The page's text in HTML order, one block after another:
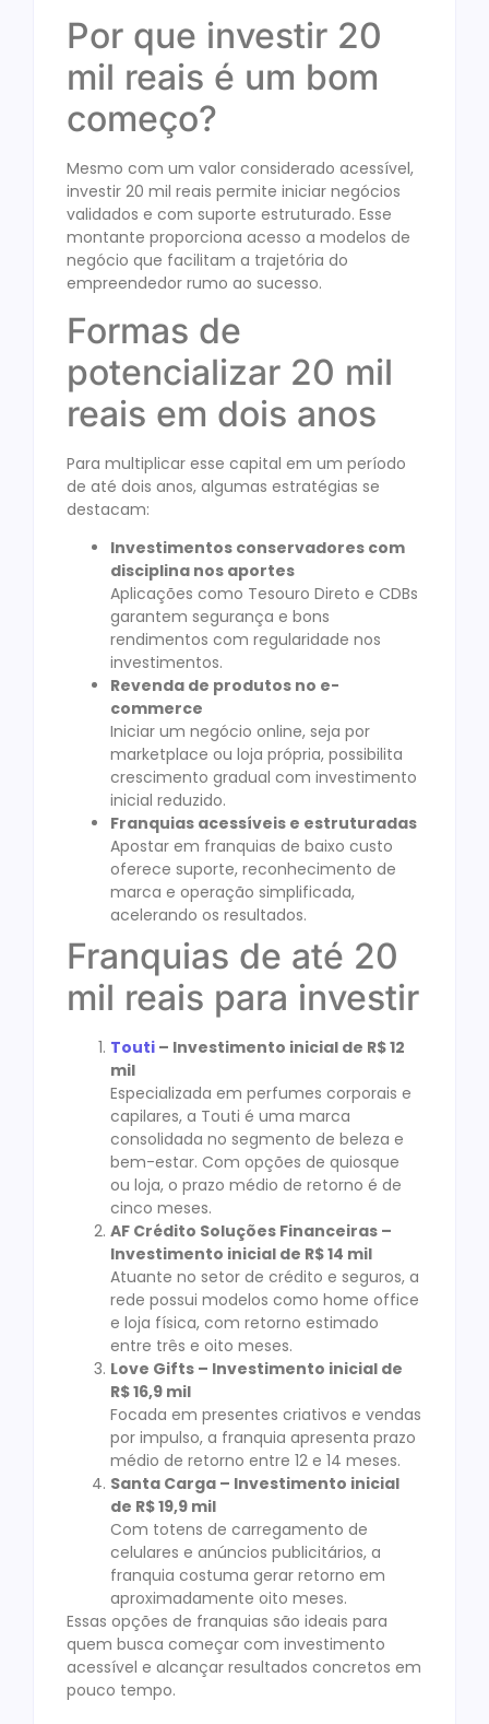
Por que investir 20
mil reais é um bom
começo?
Mesmo com um valor considerado acessível,
investir 20 mil reais permite iniciar negócios
validados e com suporte estruturado. Esse
montante proporciona acesso a modelos de
negócio que facilitam a trajetória do
empreendedor rumo ao sucesso.
Formas de
potencializar 20 mil
reais em dois anos
Para multiplicar esse capital em um período
de até dois anos, algumas estratégias se
destacam:
Investimentos conservadores com
disciplina nos aportes
Aplicações como Tesouro Direto e CDBs
garantem segurança e bons
rendimentos com regularidade nos
investimentos.
Revenda de produtos no e-
commerce
Iniciar um negócio online, seja por
marketplace ou loja própria, possibilita
crescimento gradual com investimento
inicial reduzido.
Franquias acessíveis e estruturadas
Apostar em franquias de baixo custo
oferece suporte, reconhecimento de
marca e operação simplificada,
acelerando os resultados.
Franquias de até 20
mil reais para investir
Touti – Investimento inicial de R$ 12
mil
Especializada em perfumes corporais e
capilares, a Touti é uma marca
consolidada no segmento de beleza e
bem-estar. Com opções de quiosque
ou loja, o prazo médio de retorno é de
cinco meses.
AF Crédito Soluções Financeiras –
Investimento inicial de R$ 14 mil
Atuante no setor de crédito e seguros, a
rede possui modelos como home office
e loja física, com retorno estimado
entre três e oito meses.
Love Gifts – Investimento inicial de
R$ 16,9 mil
Focada em presentes criativos e vendas
por impulso, a franquia apresenta prazo
médio de retorno entre 12 e 14 meses.
Santa Carga – Investimento inicial
de R$ 19,9 mil
Com totens de carregamento de
celulares e anúncios publicitários, a
franquia costuma gerar retorno em
aproximadamente oito meses.
Essas opções de franquias são ideais para
quem busca começar com investimento
acessível e alcançar resultados concretos em
pouco tempo.